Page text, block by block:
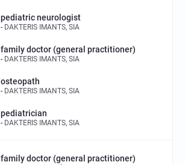
pediatric neurologist
DAKTERIS IMANTS, SIA
family doctor (general practitioner)
DAKTERIS IMANTS, SIA
osteopath
DAKTERIS IMANTS, SIA
pediatrician
DAKTERIS IMANTS, SIA
family doctor (general practitioner)